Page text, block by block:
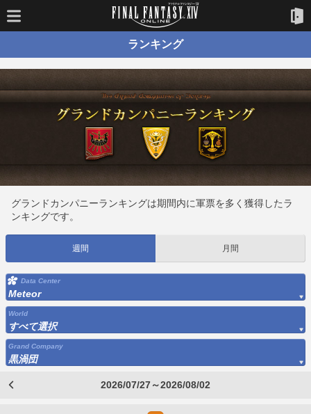
ランキング
グランドカンパニーランキングは期間内に軍票を多く獲得したラ
ンキングです。
週間 月間
Data Center
Meteor
World
すべて選択
Grand Company
黒渦団
2026/07/27～2026/08/02